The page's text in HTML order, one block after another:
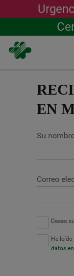
EN
Su nombre
Correo
Deseo
He
datos